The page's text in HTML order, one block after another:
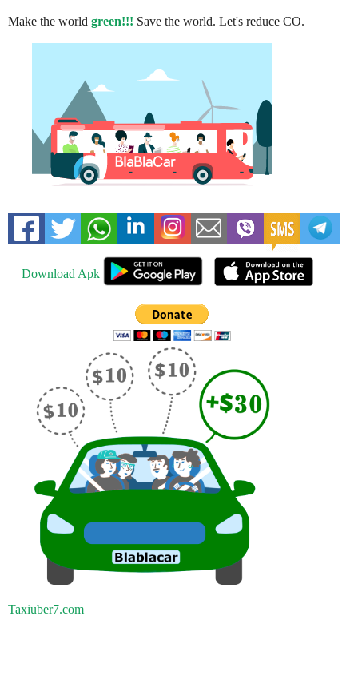
Make the world green!!! Save the world. Let's reduce CO.
Download Apk
Taxiuber7.com